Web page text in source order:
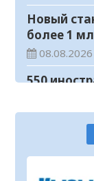
Новый
более 1
08.08.2026
550
08.08.2026
сроки
08.08.2026